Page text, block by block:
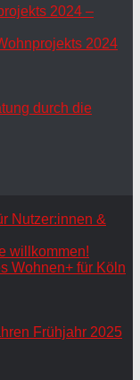
2024 –
2024
durch die
Nutzer:innen &
willkommen!
Wohnen+ für Köln
Frühjahr 2025